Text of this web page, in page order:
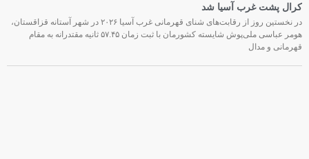
کرال پشت غرب آسیا شد
در نخستین روز از رقابت‌های شنای قهرمانی غرب آسیا ۲۰۲۶ در شهر آستانه قزاقستان،
هومر عباسی ملی‌پوش شایسته کشورمان با ثبت زمان ۵۷.۴۵ ثانیه مقتدرانه به مقام
قهرمانی و مدال